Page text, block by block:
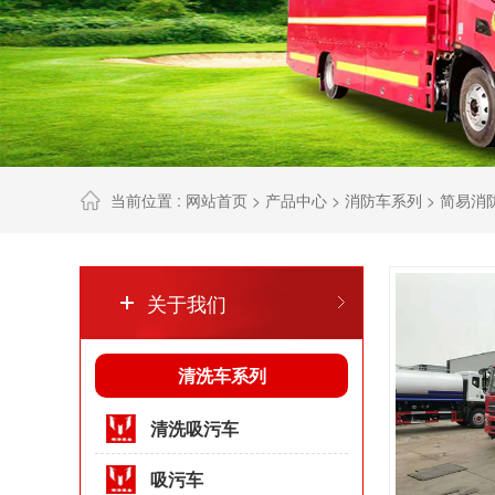
当前位置 : 网站首页 > 产品中心 > 消防车系列 > 简易消
关于我们
清洗车系列
清洗吸污车
吸污车